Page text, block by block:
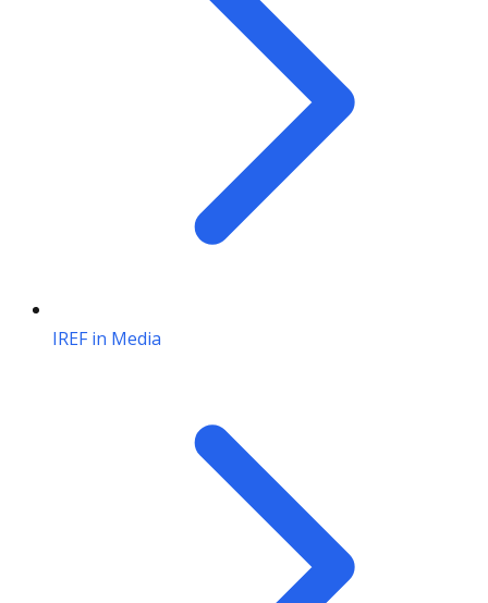
IREF in Media